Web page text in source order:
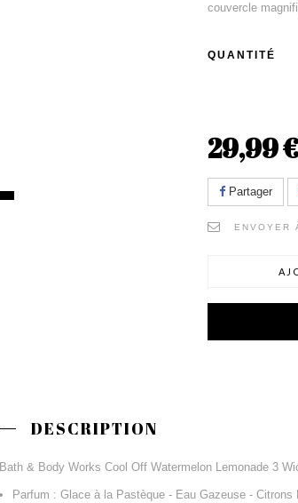
couvercle
QUANTITÉ
29,99 €
Partager
ENVOYER
DESCRIPTION
Bath & Body Works Cool Off Watermelon Lemonade 3
Parfum : Glace à la Pastèque - Eau Gazeuse -